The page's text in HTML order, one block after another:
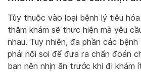
Tùy thuộc vào loại bệnh lý tiêu
thăm khám sẽ thực hiện mà yêu
nhau. Tuy nhiên, đa phần các
phải nội soi để đưa ra chẩn đoán
bạn nên nhịn ăn trước khi đi khám